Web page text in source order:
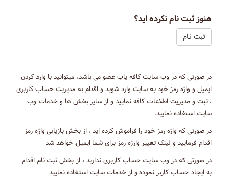
هنوز ثبت نام نکرده اید؟
ثبت نام
در صورتی که در وب سایت کافه یاب عضو می باشد، میتوانید با وارد کردن
ایمیل و واژه رمز خود به سایت وارد شوید و اقدام به مدیریت حساب کاربری
، ثبت و مدیریت اطلاعات کافه نمایید و از سایر بخش ها و خدمات وب
سایت استفاده نمایید.
در صورتی که واژه رمز خود را فراموش کرده اید ، از بخش بازیابی واژه رمز
اقدام فرمایید و لینک تغییر وارژه رمز برای شما ایمیل خواهد شد
در صورتی که در وب سایت حساب کاربری ندارید ، از بخش ثبت نام اقدام
به ایجاد حساب کاربر نموده و از خدمات سایت استفاده نمایید